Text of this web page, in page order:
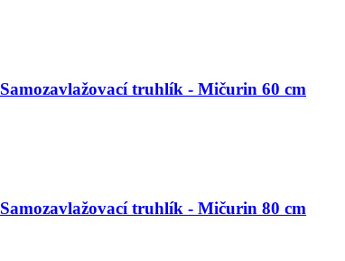
Samozavlažovací truhlík - Mičurin 60 cm
Samozavlažovací truhlík - Mičurin 80 cm